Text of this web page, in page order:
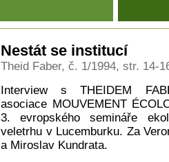
Nestát se institucí
Theid Faber, č. 1/1994, str. 14-
Interview s THEIDEM
asociace MOUVEMENT
3. evropského semináře
veletrhu v Lucemburku. Za
a Miroslav Kundrata.